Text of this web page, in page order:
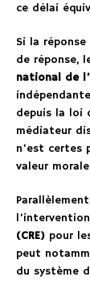
ce délai
Si la réponse
de réponse,
national de
depuis la loi
médiateur
n’est certes
valeur
(CRE) pour
peut
du système